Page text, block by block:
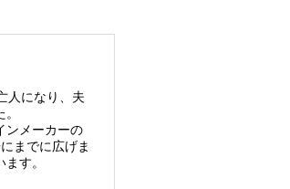
人になり、夫
ンメーカーの
までに広げま
す。